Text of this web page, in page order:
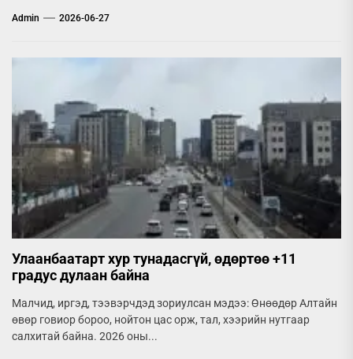
Admin 2026-06-27
Улаанбаатарт хур тунадасгүй, өдөртөө +11
градус дулаан байна
Малчид, иргэд, тээвэрчдэд зориулсан мэдээ: Өнөөдөр Алтайн
өвөр говиор бороо, нойтон цас орж, тал, хээрийн нутгаар
салхитай байна. 2026 оны...